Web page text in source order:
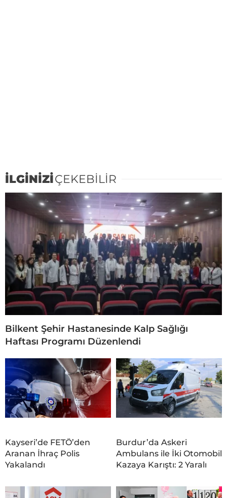
İLGİNİZİÇEKEBİLİR
Bilkent Şehir Hastanesinde Kalp Sağlığı
Haftası Programı Düzenlendi
Kayseri’de FETÖ’den
Aranan İhraç Polis
Yakalandı
Burdur’da Askeri
Ambulans ile İki Otomobil
Kazaya Karıştı: 2 Yaralı